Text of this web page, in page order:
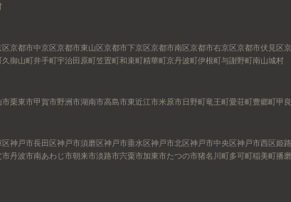
区京都市中京区京都市東山区京都市下京区京都市南区京都市右京区京都市伏見区
久御山町井手町宇治田原町笠置町和束町精華町京丹波町伊根町与謝野町南山城村
市栗東市甲賀市野洲市湖南市高島市東近江市米原市日野町竜王町愛荘町豊郷町甲
神戸市長田区神戸市須磨区神戸市垂水区神戸市北区神戸市中央区神戸市西区姫
市丹波市南あわじ市朝来市淡路市宍粟市加東市たつの市猪名川町多可町稲美町播